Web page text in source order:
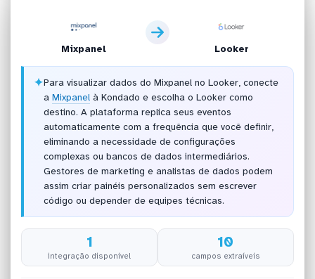
Mixpanel Looker
✦Para visualizar dados do Mixpanel no Looker, conecte
a Mixpanelà Kondado e escolha o Looker como
destino. A plataforma replica seus eventos
automaticamente com a frequência que você definir,
eliminando a necessidade de configurações
complexas ou bancos de dados intermediários.
Gestores de marketing e analistas de dados podem
assim criar painéis personalizados sem escrever
código ou depender de equipes técnicas.
1
integração disponível
10
campos extraíveis